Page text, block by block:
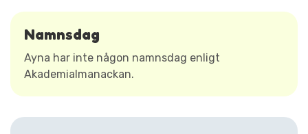
Namnsdag
Ayna har inte någon namnsdag enligt
Akademialmanackan.